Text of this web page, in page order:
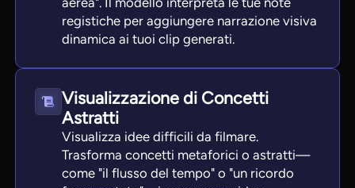
registiche per aggiungere narrazione visiva
dinamica ai tuoi clip generati.
Visualizzazione di Concetti
Astratti
Visualizza idee difficili da filmare.
Trasforma concetti metaforici o astratti—
come "il flusso del tempo" o "un ricordo